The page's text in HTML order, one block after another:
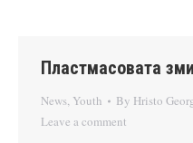
Пластмасовата
News, Youth By Hristo
Leave a comment